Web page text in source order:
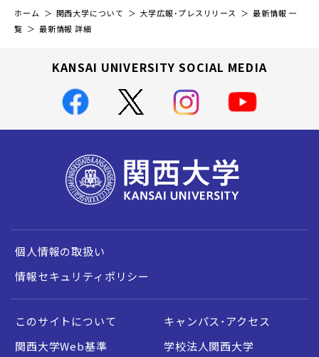
ホーム 関西大学について 大学広報・プレスリリース
最新情報 一
覧
最新情報 詳細
KANSAI UNIVERSITY SOCIAL MEDIA
個人情報の取扱い
情報セキュリティポリシー
このサイトについて
キャンパス・アクセス
関西大学Web基準
学校法人関西大学